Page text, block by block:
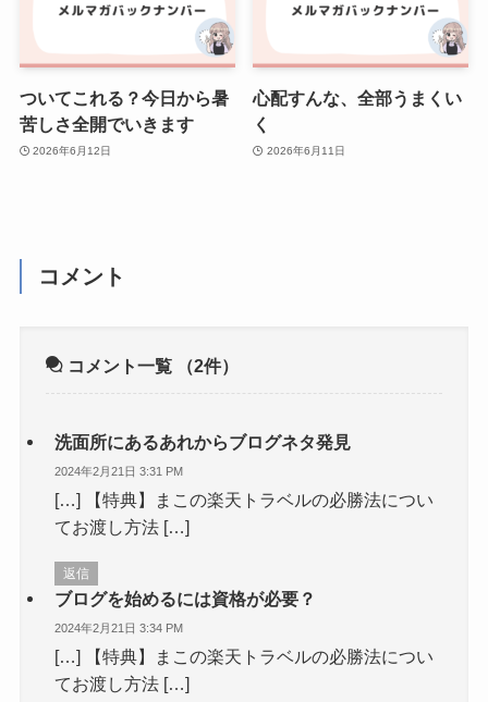
ついてこれる？今日から暑
苦しさ全開でいきます
2026年6月12日
心配すんな、全部うまくい
く
2026年6月11日
コメント
コメント一覧 （2件）
洗面所にあるあれからブログネタ発見
2024年2月21日 3:31 PM
[…] 【特典】まこの楽天トラベルの必勝法につい
てお渡し方法 […]
返信
ブログを始めるには資格が必要？
2024年2月21日 3:34 PM
[…] 【特典】まこの楽天トラベルの必勝法につい
てお渡し方法 […]